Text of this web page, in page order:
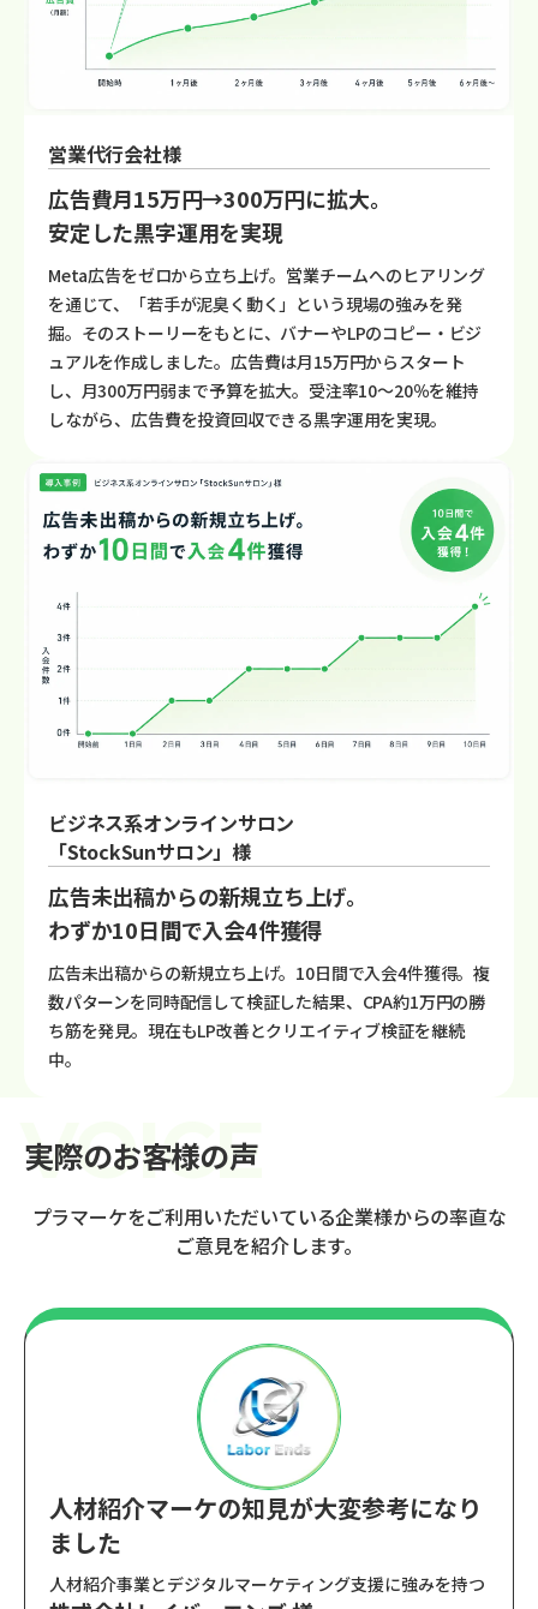
営業代行会社様
広告費月15万円→300万円に拡大。
安定した黒字運用を実現
Meta広告をゼロから立ち上げ。営業チームへのヒアリング
を通じて、「若手が泥臭く動く」という現場の強みを発
掘。そのストーリーをもとに、バナーやLPのコピー・ビジ
ュアルを作成しました。広告費は月15万円からスタート
し、月300万円弱まで予算を拡大。受注率10〜20％を維持
しながら、広告費を投資回収できる黒字運用を実現。
ビジネス系オンラインサロン
「StockSunサロン」様
広告未出稿からの新規立ち上げ。
わずか10日間で入会4件獲得
広告未出稿からの新規立ち上げ。10日間で入会4件獲得。複
数パターンを同時配信して検証した結果、CPA約1万円の勝
ち筋を発見。現在もLP改善とクリエイティブ検証を継続
中。
実際のお客様の声
プラマーケをご利用いただいている企業様からの率直な
ご意見を紹介します。
人材紹介マーケの知見が大変参考になり
ました
人材紹介事業とデジタルマーケティング支援に強みを持つ